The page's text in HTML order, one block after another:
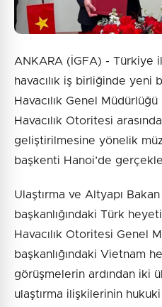
ANKARA (İGFA) - Türkiye
havacılık iş birliğinde yeni
Havacılık Genel
Havacılık Otoritesi
geliştirilmesine yönelik
başkenti Hanoi’de
Ulaştırma ve Altyapı Bakan
başkanlığındaki Türk
Havacılık Otoritesi Genel
başkanlığındaki Vietnam
görüşmelerin ardından iki
ulaştırma ilişkilerinin hukuki